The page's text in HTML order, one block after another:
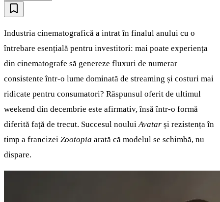
Industria cinematografică a intrat în finalul anului cu o
întrebare esențială pentru investitori: mai poate experiența
din cinematografe să genereze fluxuri de numerar
consistente într-o lume dominată de streaming și costuri mai
ridicate pentru consumatori? Răspunsul oferit de ultimul
weekend din decembrie este afirmativ, însă într-o formă
diferită față de trecut. Succesul nouluiAvatar și rezistența în
timp a francizei Zootopia arată că modelul se schimbă, nu
dispare.